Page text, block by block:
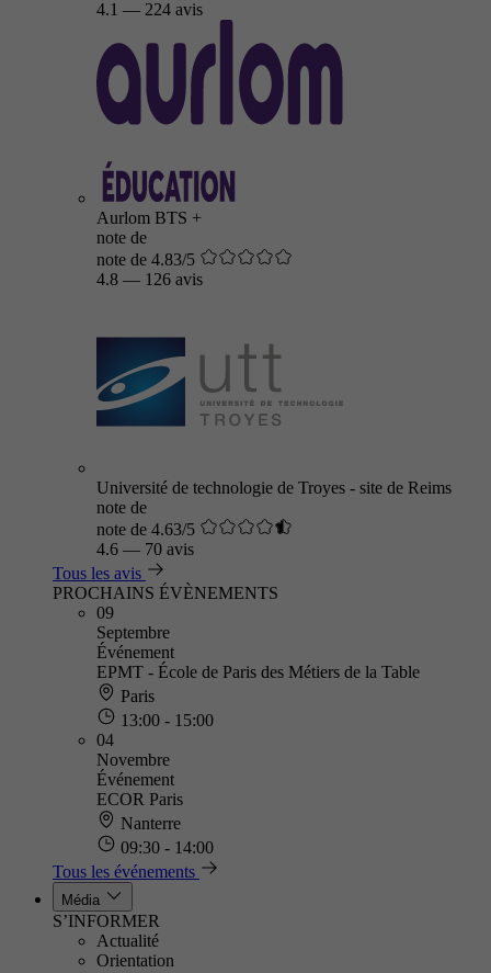
4.1 — 224 avis
Aurlom BTS +
note de
note de 4.83/5
4.8 — 126 avis
Université de technologie de Troyes - site de Reims
note de
note de 4.63/5
4.6 — 70 avis
Tous les avis
PROCHAINS ÉVÈNEMENTS
09
Septembre
Événement
EPMT - École de Paris des Métiers de la Table
Paris
13:00 - 15:00
04
Novembre
Événement
ECOR Paris
Nanterre
09:30 - 14:00
Tous les événements
Média
S’INFORMER
Actualité
Orientation